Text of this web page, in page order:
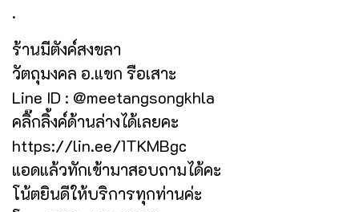
.
ร้านมีตังค์สงขลา
วัตถุมงคล อ.แขก รือเสาะ
Line ID : @meetangsongkhla
คลิ๊กลิ้งค์ด้านล่างได้เลยคะ
https://lin.ee/1TKMBgc
แอดแล้วทักเข้ามาสอบถามได้คะ
โน้ตยินดีให้บริการทุกท่านค่ะ